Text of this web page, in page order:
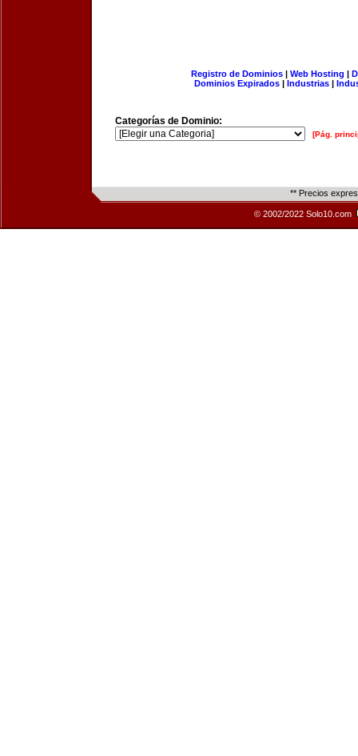
Registro de Dominios| Web Hosting |
Dominios Expirados | Industrias |
Categorías de Dominio:
[Pág.
** Precios
© 2002/2022 Solo10.com